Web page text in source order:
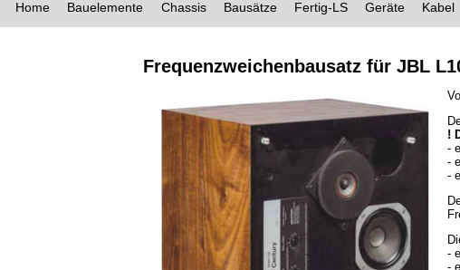
Home Bauelemente Chassis Bausätze Fertig-LS Geräte Kabel
Frequenzweichenbausatz für JBL
!
-
-
-
-
-